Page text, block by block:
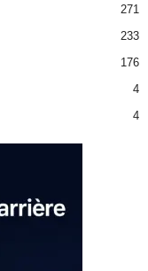
271
233
176
4
4